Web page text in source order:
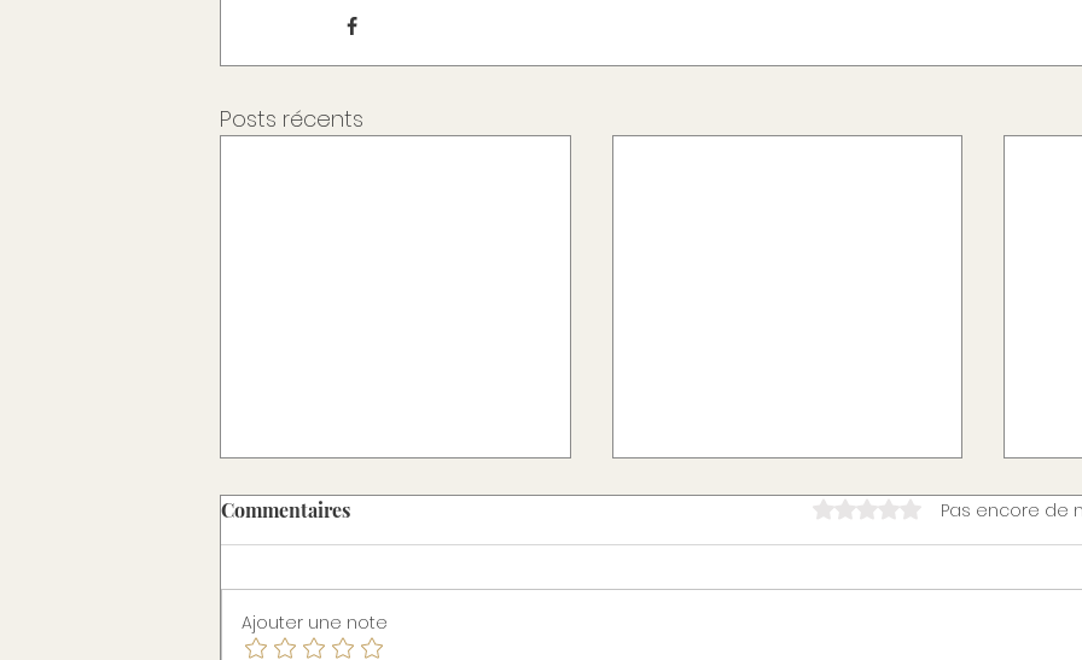
Posts récents
Commentaires Noté 0 étoile sur 5.Pas encore de
Ajouter une note